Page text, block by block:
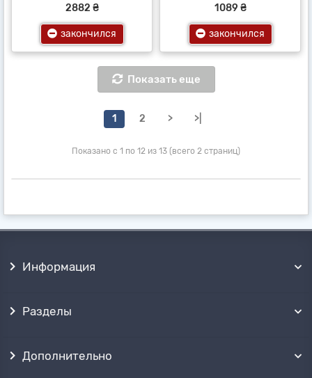
2882 ₴
закончился
1089 ₴
закончился
Показать еще
1 2 > >|
Показано с 1 по 12 из 13 (всего 2 страниц)
Информация
Разделы
Дополнительно